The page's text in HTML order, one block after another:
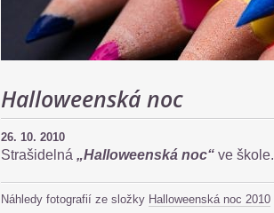
Halloweenská noc
26. 10. 2010
Strašidelná „Halloweenská noc“ ve škole.
Náhledy fotografií ze složky Halloweenská noc 2010